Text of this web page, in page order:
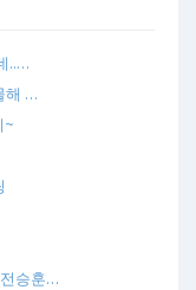
..…
해 …
~
전승훈…